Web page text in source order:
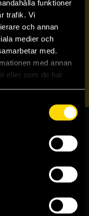
funktioner
trafik. Vi
och annan
medier och
med.
med annan
eller som de harSkicka